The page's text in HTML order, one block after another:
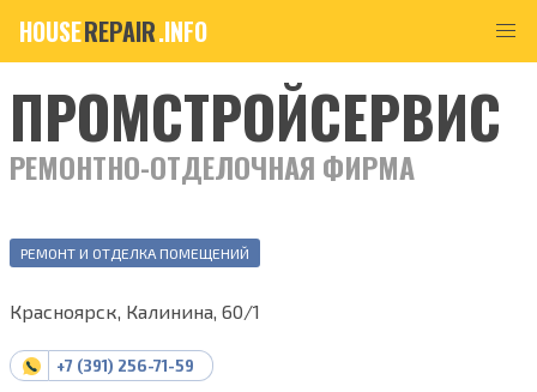
HOUSEREPAIR.INFO
ПРОМСТРОЙСЕРВИС
РЕМОНТНО-ОТДЕЛОЧНАЯ ФИРМА
РЕМОНТ И ОТДЕЛКА ПОМЕЩЕНИЙ
Красноярск, Калинина, 60/1
+7 (391) 256-71-59